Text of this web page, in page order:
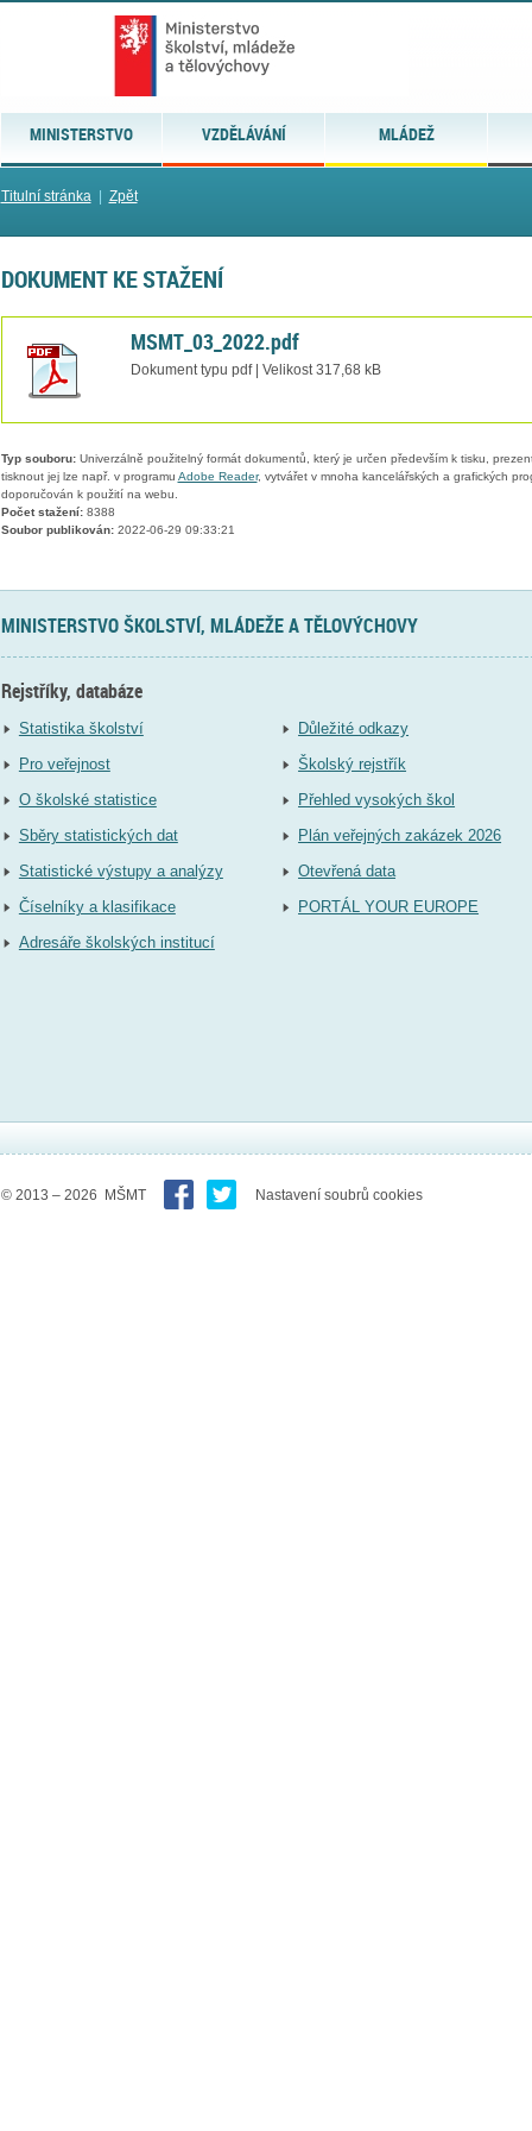
MINISTERSTVO VZDĚLÁVÁNÍ MLÁDEŽ
Titulní stránka| Zpět
DOKUMENT KE STAŽENÍ
MSMT_03_2022.pdf
Dokument typu pdf | Velikost 317,68 kB
Typ souboru:Univerzálně použitelný formát dokumentů, který je určen především k tisku,
tisknout jej lze např. v programu Adobe Reader, vytvářet v mnoha kancelářských a grafických
doporučován k použití na webu.
Počet stažení:8388
Soubor publikován:2022-06-29 09:33:21
MINISTERSTVO ŠKOLSTVÍ, MLÁDEŽE A TĚLOVÝCHOVY
Rejstříky, databáze
Statistika školství
Pro veřejnost
O školské statistice
Sběry statistických dat
Statistické výstupy a analýzy
Číselníky a klasifikace
Adresáře školských institucí
Důležité odkazy
Školský rejstřík
Přehled vysokých škol
Plán veřejných zakázek 2026
Otevřená data
PORTÁL YOUR EUROPE
© 2013 – 2026 MŠMT Nastavení soubrů cookies